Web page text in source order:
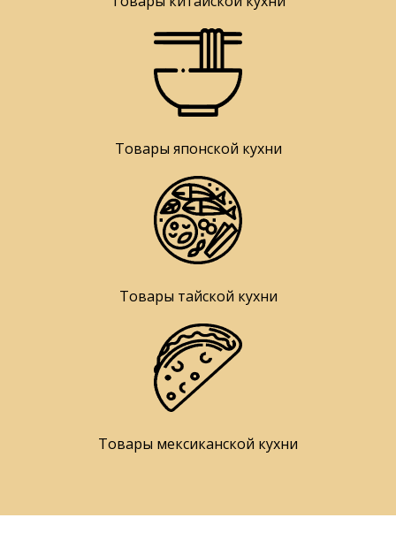
Товары японской кухни
Товары тайской кухни
Товары мексиканской кухни